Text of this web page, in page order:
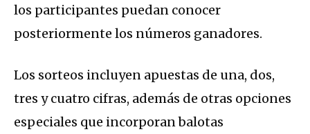
los participantes puedan conocer
posteriormente los números ganadores.
Los sorteos incluyen apuestas de una, dos,
tres y cuatro cifras, además de otras opciones
especiales que incorporan balotas